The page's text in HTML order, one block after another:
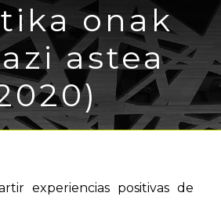
onak
astea
experiencias positivas de